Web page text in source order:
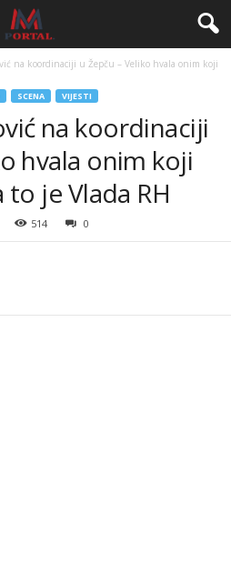
na koordinaciji u Žepču – Veliko hvala onim koji
SCENA VIJESTI
na koordinaciji
hvala onim koji
je Vlada RH
514 0